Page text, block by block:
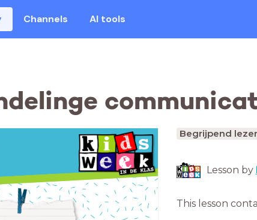
Channels AI tools
Begrijpend
Lesson by
This lesson